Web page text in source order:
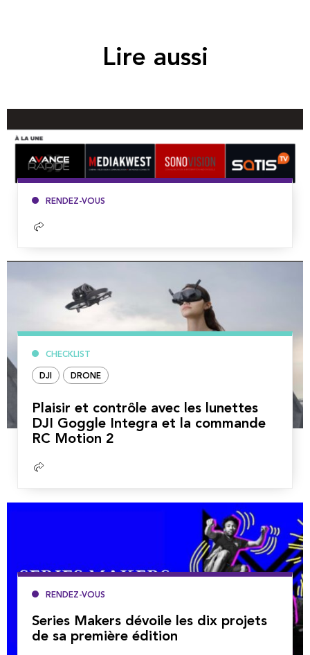
Lire aussi
RENDEZ-VOUS
Lire
CHECKLIST
DJI DRONE
Plaisir et contrôle avec les lunettes
DJI Goggle Integra et la commande
RC Motion 2
Lire
RENDEZ-VOUS
Series Makers dévoile les dix projets
de sa première édition